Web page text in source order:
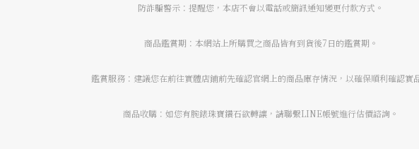
防詐騙警示：提醒您，本店不會以電話或簡訊通知變更付款方式。
商品鑑賞期：本網站上所購買之商品皆有到貨後7日的鑑賞期。
鑑賞服務：建議您在前往實體店鋪前先確認官網上的商品庫存情況，以確保順利確認實
商品收購：如您有腕錶珠寶鑽石欲轉讓，請聯繫LINE帳號進行估價諮詢。